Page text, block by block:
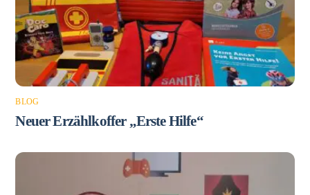
BLOG
Neuer Erzählkoffer „Erste Hilfe“